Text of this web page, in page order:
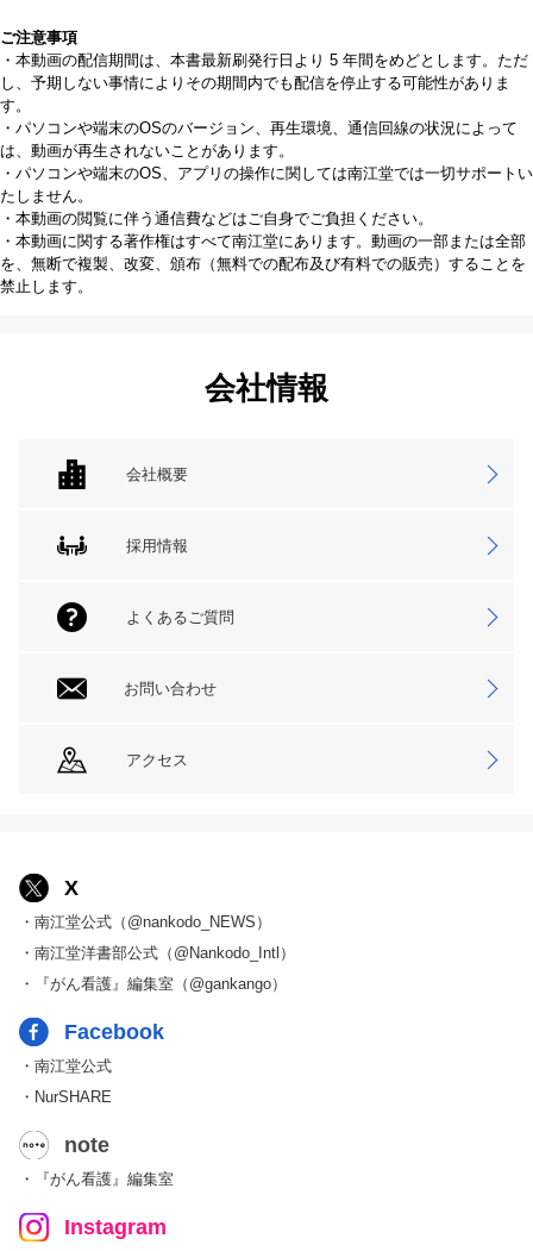
ご注意事項
・本動画の配信期間は、本書最新刷発行日より 5 年間をめどとします。ただ
し、予期しない事情によりその期間内でも配信を停止する可能性がありま
す。
・パソコンや端末のOSのバージョン、再生環境、通信回線の状況によって
は、動画が再生されないことがあります。
・パソコンや端末のOS、アプリの操作に関しては南江堂では一切サポートい
たしません。
・本動画の閲覧に伴う通信費などはご自身でご負担ください。
・本動画に関する著作権はすべて南江堂にあります。動画の一部または全部
を、無断で複製、改変、頒布（無料での配布及び有料での販売）することを
禁止します。
会社情報
会社概要
採用情報
よくあるご質問
お問い合わせ
アクセス
X
・南江堂公式（@nankodo_NEWS）
・南江堂洋書部公式（@Nankodo_Intl）
・『がん看護』編集室（@gankango）
Facebook
・南江堂公式
・NurSHARE
note
・『がん看護』編集室
Instagram